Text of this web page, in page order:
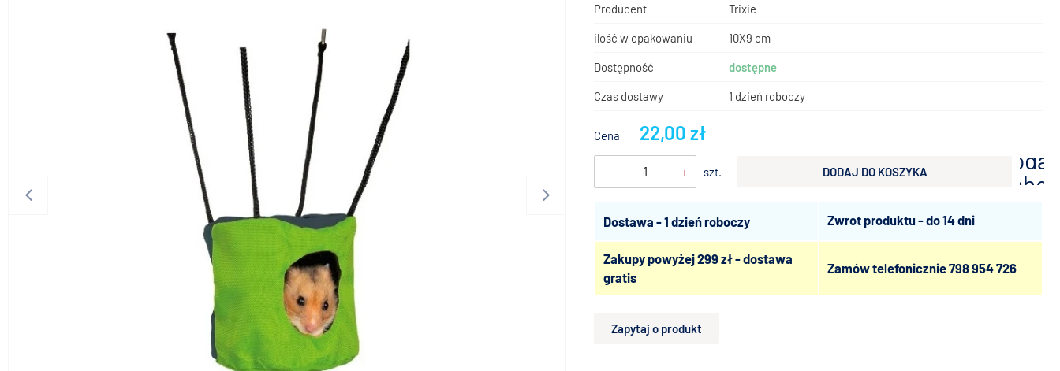
Producent Trixie
ilość w opakowaniu 10X9 cm
Dostępność dostępne
Czas dostawy 1 dzień roboczy
Cena 22,00 zł
- + szt. DODAJ DO KOSZYKA
Dostawa - 1 dzień roboczy Zwrot produktu - do 14 dni
Zakupy powyżej 299 zł - dostawa
gratis
Zamów telefonicznie798 954 726
Zapytaj o produkt